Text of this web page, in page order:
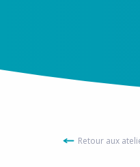
Retour aux